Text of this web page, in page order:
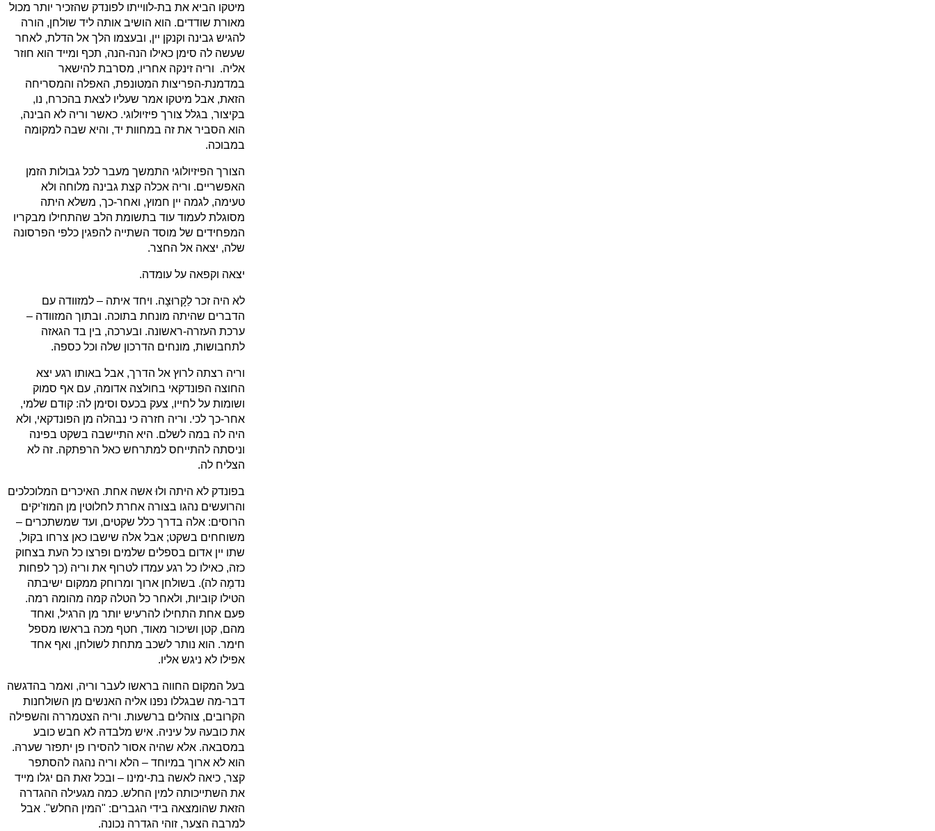
מיטקו הביא את בת-לווייתו לפונדק שהזכיר יותר מכול
מאורת שודדים. הוא הושיב אותה ליד שולחן, הורה
להגיש גבינה וקנקן יין, ובעצמו הלך אל הדלת, לאחר
שעשה לה סימן כאילו הנה-הנה, תכף ומייד הוא חוזר
אליה. וריה זינקה אחריו, מסרבת להישאר
במדמנת-הפריצות המטונפת, האפלה והמסריחה
הזאת, אבל מיטקו אמר שעליו לצאת בהכרח, נו,
בקיצור, בגלל צורך פיזיולוגי. כאשר וריה לא הבינה,
הוא הסביר את זה במחוות יד, והיא שבה למקומה
במבוכה.
הצורך הפיזיולוגי התמשך מעבר לכל גבולות הזמן
האפשריים. וריה אכלה קצת גבינה מלוחה ולא
טעימה, לגמה יין חמוץ, ואחר-כך, משלא היתה
מסוגלת לעמוד עוד בתשומת הלב שהתחילו מבקריו
המפחידים של מוסד השתייה להפגין כלפי הפרסונה
שלה, יצאה אל החצר.
יצאה וקפאה על עומדה.
לא היה זכר לַקָרוּצָה. ויחד איתה – למזוודה עם
הדברים שהיתה מונחת בתוכה. ובתוך המזוודה –
ערכת העזרה-ראשונה. ובערכה, בין בד הגאזה
לתחבושות, מונחים הדרכון שלה וכל כספה.
וריה רצתה לרוץ אל הדרך, אבל באותו רגע יצא
החוצה הפונדקאי בחולצה אדומה, עם אף סמוק
ושומות על לחייו, צעק בכעס וסימן לה: קודם שלמי,
אחר-כך לכי. וריה חזרה כי נבהלה מן הפונדקאי, ולא
היה לה במה לשלם. היא התיישבה בשקט בפינה
וניסתה להתייחס למתרחש כאל הרפתקה. זה לא
הצליח לה.
בפונדק לא היתה ולוּ אשה אחת. האיכרים המלוכלכים
והרועשים נהגו בצורה אחרת לחלוטין מן המוז'יקים
הרוסים: אלה בדרך כלל שקטים, ועד שמשתכרים –
משוחחים בשקט; אבל אלה שישבו כאן צרחו בקול,
שתו יין אדום בספלים שלמים ופרצו כל העת בצחוק
כזה, כאילו כל רגע עמדו לטרוף את וריה (כך לפחות
נדמָה לה). בשולחן ארוך ומרוחק ממקום ישיבתה
הטילו קוביות, ולאחר כל הטלה קמה מהומה רמה.
פעם אחת התחילו להרעיש יותר מן הרגיל, ואחד
מהם, קטן ושיכור מאוד, חטף מכה בראשו מספל
חימר. הוא נותר לשכב מתחת לשולחן, ואף אחד
אפילו לא ניגש אליו.
בעל המקום החווה בראשו לעבר וריה, ואמר בהדגשה
דבר-מה שבגללו נפנו אליה האנשים מן השולחנות
הקרובים, צוהלים ברשעות. וריה הצטמררה והשפילה
את כובעהּ על עיניה. איש מלבדהּ לא חבש כובע
במסבאה. אלא שהיה אסור להסירו פן יתפזר שערהּ.
הוא לא ארוך במיוחד – הלא וריה נהגה להסתפר
קצר, כיאה לאשה בת-ימינו – ובכל זאת הם יגלו מייד
את השתייכותה למין החלש. כמה מגעילה ההגדרה
הזאת שהומצאה בידי הגברים: "המין החלש". אבל
למרבה הצער, זוהי הגדרה נכונה.